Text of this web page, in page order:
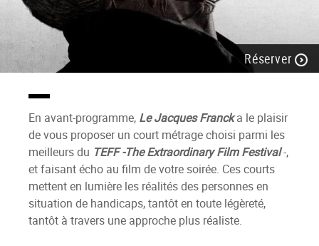
Réserver
En avant-programme, Le Jacques Francka le plaisir
de vous proposer un court métrage choisi parmi les
meilleurs du TEFF -The Extraordinary Film Festival-,
et faisant écho au film de votre soirée. Ces courts
mettent en lumière les réalités des personnes en
situation de handicaps, tantôt en toute légèreté,
tantôt à travers une approche plus réaliste.